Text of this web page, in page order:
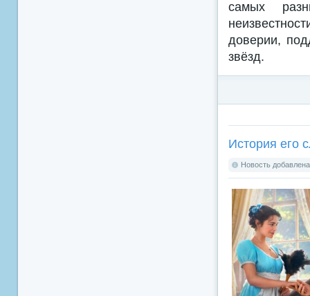
самых
доверии,
звёзд.
История его
Новость